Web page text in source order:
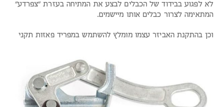
לא לפגוע בבידוד של הכבלים לבצע את המתיחה בעזרת "צפרדע"
המתאימה לצרור כבלים אותו מיישמים.
וכן בהתקנת האביזר עצמו מומלץ להשתמש במפריד פאזות תקני